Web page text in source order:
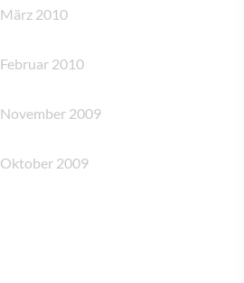
März 2010
Februar 2010
November 2009
Oktober 2009